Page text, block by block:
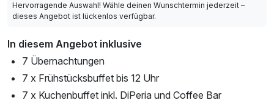
Hervorragende Auswahl! Wähle deinen Wunschtermin jederzeit –
dieses Angebot ist lückenlos verfügbar.
In diesem Angebot inklusive
7 Übernachtungen
7 x Frühstücksbuffet bis 12 Uhr
7 x Kuchenbuffet inkl. DiPeria und Coffee Bar